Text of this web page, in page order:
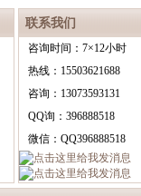
联系我们
咨询时间：7×12小时
热线：15503621688
咨询：13073593131
QQ询：396888518
微信：QQ396888518